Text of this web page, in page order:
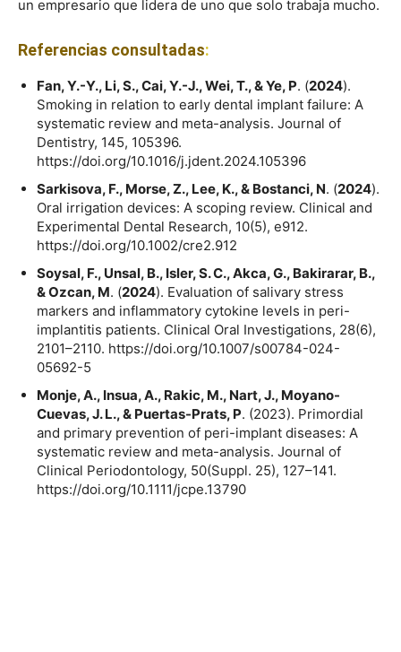
un empresario que lidera de uno que solo trabaja mucho.
Referencias consultadas:
Fan, Y.-Y., Li, S., Cai, Y.-J., Wei, T., & Ye, P. (2024).
Smoking in relation to early dental implant failure: A
systematic review and meta-analysis. Journal of
Dentistry, 145, 105396.
https://doi.org/10.1016/j.jdent.2024.105396
Sarkisova, F., Morse, Z., Lee, K., & Bostanci, N. (2024).
Oral irrigation devices: A scoping review. Clinical and
Experimental Dental Research, 10(5), e912.
https://doi.org/10.1002/cre2.912
Soysal, F., Unsal, B., Isler, S. C., Akca, G., Bakirarar, B.,
& Ozcan, M. (2024). Evaluation of salivary stress
markers and inflammatory cytokine levels in peri-
implantitis patients. Clinical Oral Investigations, 28(6),
2101–2110. https://doi.org/10.1007/s00784-024-
05692-5
Monje, A., Insua, A., Rakic, M., Nart, J., Moyano-
Cuevas, J. L., & Puertas-Prats, P. (2023). Primordial
and primary prevention of peri-implant diseases: A
systematic review and meta-analysis. Journal of
Clinical Periodontology, 50(Suppl. 25), 127–141.
https://doi.org/10.1111/jcpe.13790